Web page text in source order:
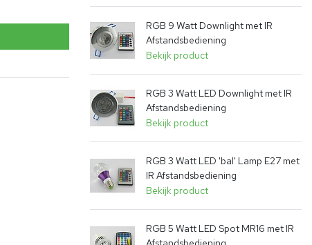
vergroten
RGB 9 Watt Downlight met IR
Afstandsbediening
Bekijk product
RGB 3 Watt LED Downlight met IR
Afstandsbediening
Bekijk product
RGB 3 Watt LED 'bal' Lamp E27 met
IR Afstandsbediening
Bekijk product
RGB 5 Watt LED Spot MR16 met IR